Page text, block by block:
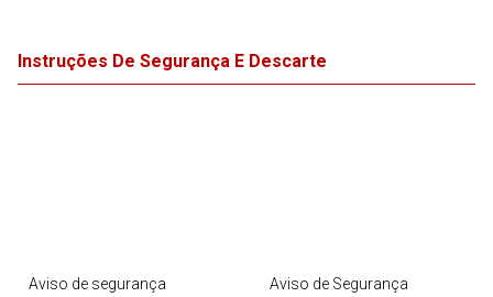
Instruções De Segurança E Descarte
Aviso de segurança
Aviso de Segurança